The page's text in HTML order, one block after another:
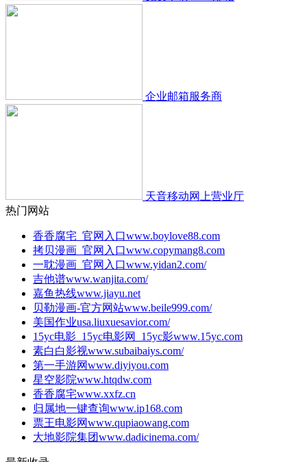
企业邮箱服务商
天音移动网上营业厅
热门网站
香香腐宅_官网入口www.boylove88.com
拷贝漫画_官网入口www.copymang8.com
一耽漫画_官网入口www.yidan2.com/
吉他谱www.wanjita.com/
嘉鱼热线www.jiayu.net
贝勒漫画-官方网站www.beile999.com/
美国作业usa.liuxuesavior.com/
15yc电影_15yc电影网_15yc影www.15yc.com
素白白影视www.subaibaiys.com/
第一手游网www.diyiyou.com
星空影院www.htqdw.com
香香腐宅www.xxfz.cn
归属地一键查询www.ip168.com
票王电影网www.qupiaowang.com
大地影院集团www.dadicinema.com/